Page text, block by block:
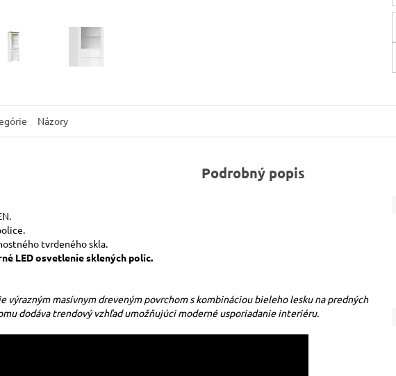
Názory
Podrobný popis
tvrdeného skla.
LED osvetlenie sklených políc.
výrazným masívnym dreveným povrchom s kombináciou bieleho lesku na predných
dodáva trendový vzhľad umožňujúci moderné usporiadanie interiéru.